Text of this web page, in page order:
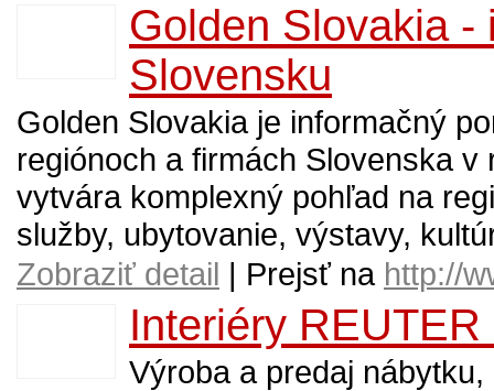
Golden Slovakia -
Slovensku
Golden Slovakia je informačný
regiónoch a firmách Slovenska
vytvára komplexný pohľad na
služby, ubytovanie, výstavy,
Zobraziť detail | Prejsť na http://
Interiéry REUTER
Výroba a predaj